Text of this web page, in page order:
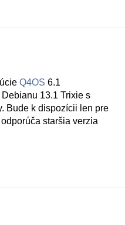
Q4OS 6.1
13.1 Trixie s
Bude k dispozícii len pre
staršia verzia